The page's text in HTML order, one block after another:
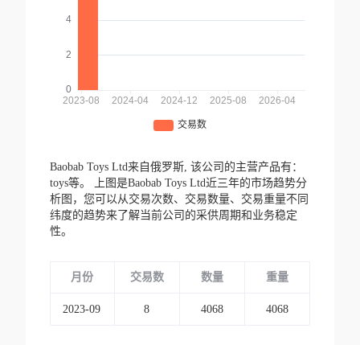
Baobab Toys Ltd来自俄罗斯, 该公司的主营产品有：
toys等。
上图是Baobab Toys Ltd近三年的市场趋势分
析图，您可以从交易次数、交易数量、交易重量不同
纬度的趋势来了解当前公司的采供周期和业务稳定
性。
月份 交易数 数量 重量
2023-09 8 4068 4068